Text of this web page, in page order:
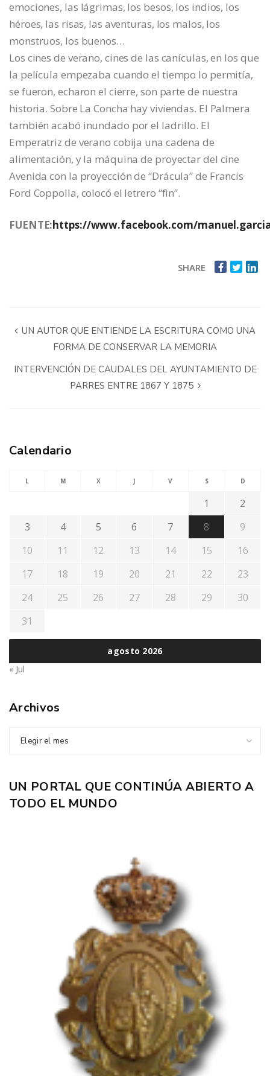
emociones, las lágrimas, los besos, los indios, los
héroes, las risas, las aventuras, los malos, los
monstruos, los buenos…
Los cines de verano, cines de las canículas, en los que
la película empezaba cuando el tiempo lo permitía,
se fueron, echaron el cierre, son parte de nuestra
historia. Sobre La Concha hay viviendas. El Palmera
también acabó inundado por el ladrillo. El
Emperatriz de verano cobija una cadena de
alimentación, y la máquina de proyectar del cine
Avenida con la proyección de “Drácula” de Francis
Ford Coppolla, colocó el letrero “fin”.
FUENTE:https://www.facebook.com/
SHARE
UN AUTOR QUE ENTIENDE LA ESCRITURA COMO UNA
FORMA DE CONSERVAR LA MEMORIA
INTERVENCIÓN DE CAUDALES DEL AYUNTAMIENTO DE
PARRES ENTRE 1867 Y 1875
Calendario
agosto 2026
L M X J V S D
1
2
3
4 5 6 7 8
9
10
11 12 13 14 15
16
17
18 19 20 21 22
23
24
25 26 27 28 29
30
31
« Jul
Archivos
Elegir el mes
UN PORTAL QUE CONTINÚA ABIERTO A
TODO EL MUNDO